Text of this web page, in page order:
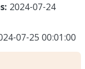
2024-07-24
07-25 00:01:00